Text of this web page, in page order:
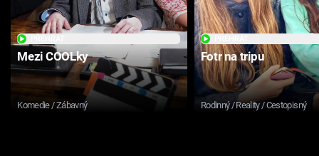
Mezi COOLky
Komedie / Zábavný
Fotr na tripu
Rodinný / Reality / Cestopisný